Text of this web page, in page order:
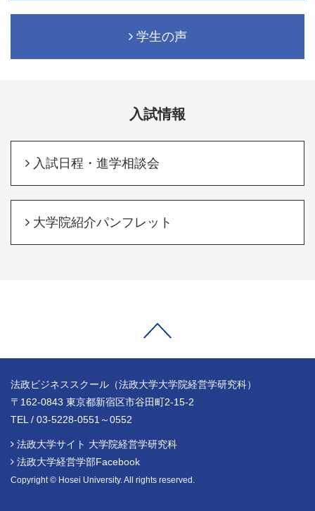
学生の声
入試情報
入試日程・進学相談会
大学院紹介パンフレット
法政ビジネススクール（法政大学大学院経営学研究科）
〒162-0843 東京都新宿区市谷田町2-15-2
TEL / 03-5228-0551～0552
法政大学サイト 大学院経営学研究科
法政大学経営学部Facebook
Copyright © Hosei University. All rights reserved.